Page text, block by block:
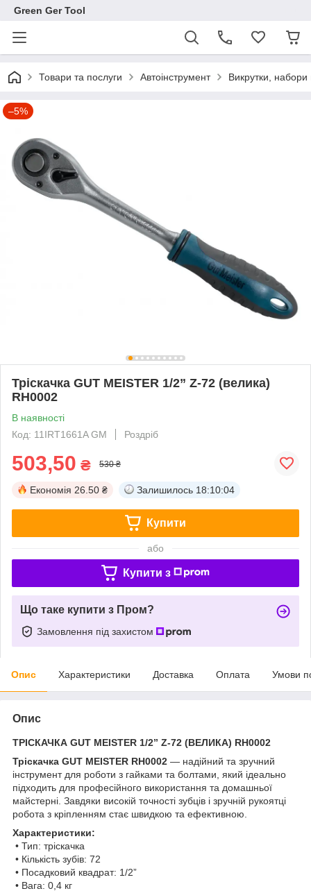
Green Ger Tool
Товари та послуги Автоінструмент Викрутки, набори
–5%
Тріскачка GUT MEISTER 1/2” Z-72 (велика)
RH0002
В наявності
Код: 11IRT1661A GM
Роздріб
503,50 ₴ 530 ₴
Економія 26.50 ₴ Залишилось 18:10:04
Купити
або
Купити з
Що таке купити з Пром?
Замовлення під захистом
Опис Характеристики Доставка Оплата Умови
Опис
ТРІСКАЧКА GUT MEISTER 1/2” Z-72 (ВЕЛИКА) RH0002
Тріскачка GUT MEISTER RH0002 — надійний та зручний
інструмент для роботи з гайками та болтами, який ідеально
підходить для професійного використання та домашньої
майстерні. Завдяки високій точності зубців і зручній рукоятці
робота з кріпленням стає швидкою та ефективною.
Характеристики:
• Тип: тріскачка
• Кількість зубів: 72
• Посадковий квадрат: 1/2”
• Вага: 0,4 кг